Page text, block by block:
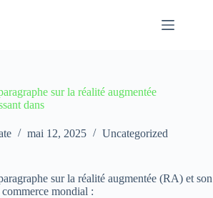
sur la réalité augmentée
dans
mai 12, 2025 Uncategorized
sur la réalité augmentée (RA) et son
mondial :